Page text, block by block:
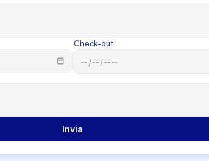
Check-out
Invia